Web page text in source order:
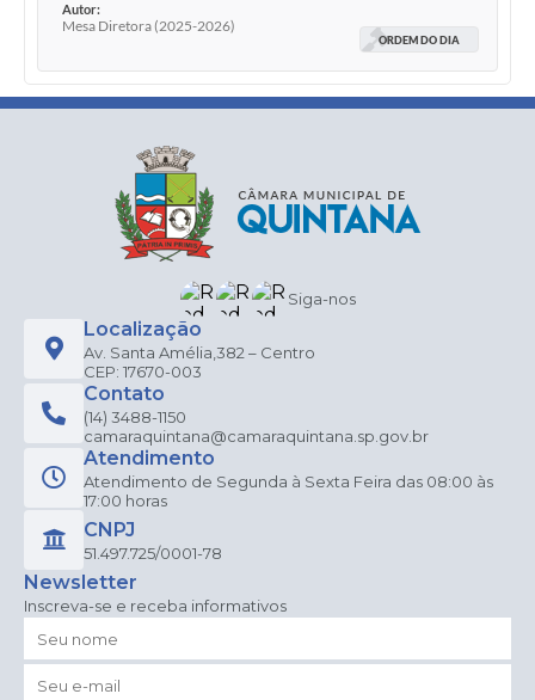
Autor:
Mesa Diretora (2025-2026)
ORDEM DO DIA
Siga-nos
Localização
Av. Santa Amélia,382 – Centro
CEP: 17670-003
Contato
(14) 3488-1150
camaraquintana@camaraquintana.sp.gov.br
Atendimento
Atendimento de Segunda à Sexta Feira das 08:00 às
17:00 horas
CNPJ
51.497.725/0001-78
Newsletter
Inscreva-se e receba informativos